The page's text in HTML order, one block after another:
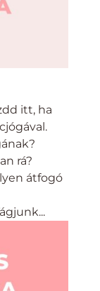
itt, ha
rá?
átfogó